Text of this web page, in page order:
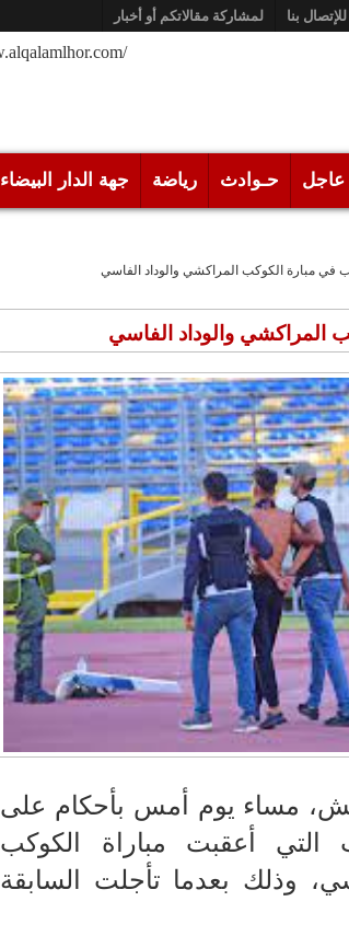
للإتصال بنا لمشاركة مقالاتكم أو أخبار
/www.alqalamlhor.com
عاجل حـوادث رياضة جهة الدار البيضاء
في مبارة الكوكب المراكشي والوداد الفاسي
المراكشي والوداد الفاسي
مساء يوم أمس بأحكام على
أعقبت مباراة الكوكب
وذلك بعدما تأجلت السابقة